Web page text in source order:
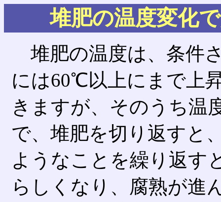
堆肥の温度変化
堆肥の温度は、条件
には60℃以上にまで上
きますが、そのうち温
で、堆肥を切り返すと
ようなことを繰り返す
らしくなり、腐熟が進